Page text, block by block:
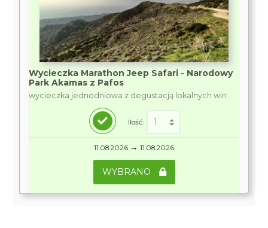
Wycieczka Marathon Jeep Safari - Narodowy
Park Akamas z Pafos
wycieczka jednodniowa z degustacją lokalnych win
Ilość:
11.08.2026 → 11.08.2026
WYBRANO